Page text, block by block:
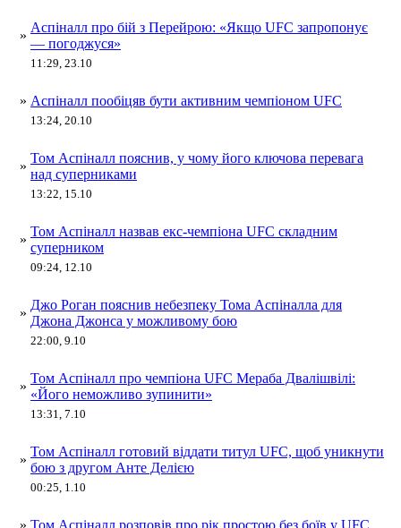
»
Аспіналл про бій з Перейрою: «Якщо UFC запропонує
— погоджуся»
11:29, 23.10
» Аспіналл пообіцяв бути активним чемпіоном UFC
13:24, 20.10
»
Том Аспіналл пояснив, у чому його ключова перевага
над суперниками
13:22, 15.10
»
Том Аспіналл назвав екс-чемпіона UFC складним
суперником
09:24, 12.10
»
Джо Роган пояснив небезпеку Тома Аспіналла для
Джона Джонса у можливому бою
22:00, 9.10
»
Том Аспіналл про чемпіона UFC Мераба Двалішвілі:
«Його неможливо зупинити»
13:31, 7.10
»
Том Аспіналл готовий віддати титул UFC, щоб уникнути
бою з другом Анте Делією
00:25, 1.10
» Том Аспіналл розповів про рік простою без боїв у UFC